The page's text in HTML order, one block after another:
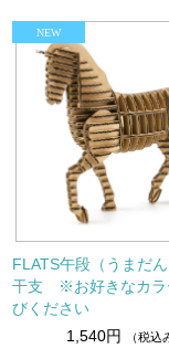
FLATS午段（うまだ
干支 ※お好きなカラ
びください
1,540円
（税込